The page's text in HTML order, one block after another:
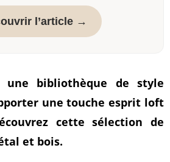
l’article →
une bibliothèque de style
une touche esprit loft
cette sélection de
et bois.